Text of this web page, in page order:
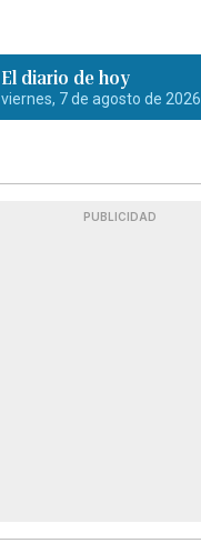
El diario de hoy
viernes, 7 de agosto de 2026
PUBLICIDAD